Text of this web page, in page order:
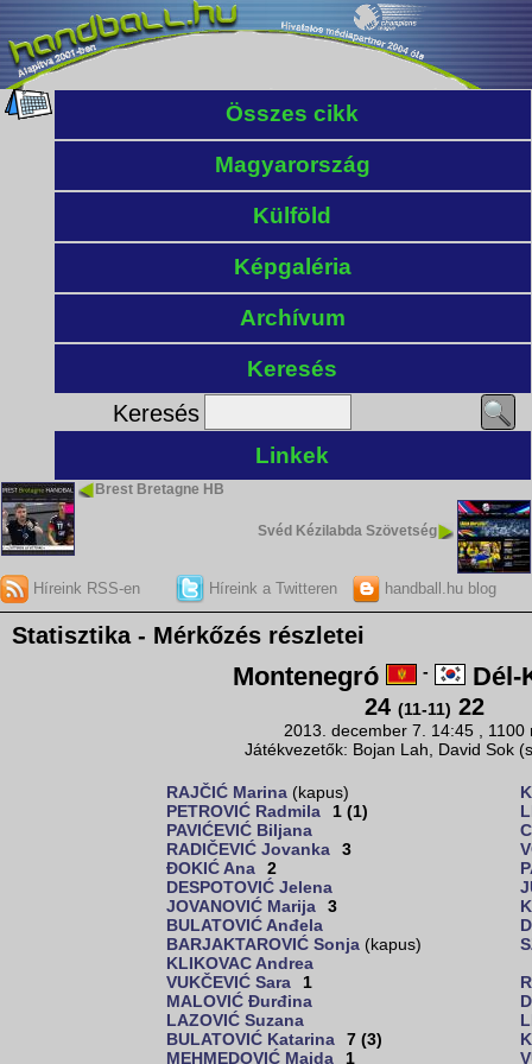
Összes cikk
Magyarország
Külföld
Képgaléria
Archívum
Keresés
Keresés
Linkek
Brest Bretagne HB
Svéd Kézilabda Szövetség
Híreink RSS-en Híreink a Twitteren handball.hu blog
Statisztika - Mérkőzés részletei
Montenegró - Dél-
24 (11-11) 22
2013. december 7. 14:45 , 1100
Játékvezetők: Bojan Lah, David Sok
RAJČIĆ Marina (kapus)
PETROVIĆ Radmila
1 (1)
PAVIĆEVIĆ Biljana
RADIČEVIĆ Jovanka
3
ĐOKIĆ Ana
2
DESPOTOVIĆ Jelena
JOVANOVIĆ Marija
3
BULATOVIĆ Anđela
BARJAKTAROVIĆ Sonja (kapus)
KLIKOVAC Andrea
VUKČEVIĆ Sara
1
MALOVIĆ Đurđina
LAZOVIĆ Suzana
BULATOVIĆ Katarina
7 (3)
MEHMEDOVIĆ Majda
1